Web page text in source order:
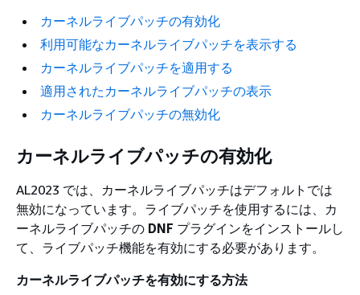
カーネルライブパッチの有効化
利用可能なカーネルライブパッチを表示する
カーネルライブパッチを適用する
適用されたカーネルライブパッチの表示
カーネルライブパッチの無効化
カーネルライブパッチの有効化
AL2023 では、カーネルライブパッチはデフォルトでは
無効になっています。ライブパッチを使用するには、カ
ーネルライブパッチの DNF プラグインをインストールし
て、ライブパッチ機能を有効にする必要があります。
カーネルライブパッチを有効にする方法